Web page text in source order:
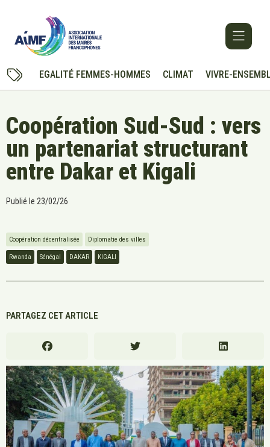
EGALITÉ FEMMES-HOMMES CLIMAT VIVRE-
Coopération Sud-Sud : vers
un partenariat structurant
entre Dakar et Kigali
Publié le 23/02/26
Coopération décentralisée Diplomatie des villes
Rwanda Sénégal DAKAR KIGALI
PARTAGEZ CET ARTICLE